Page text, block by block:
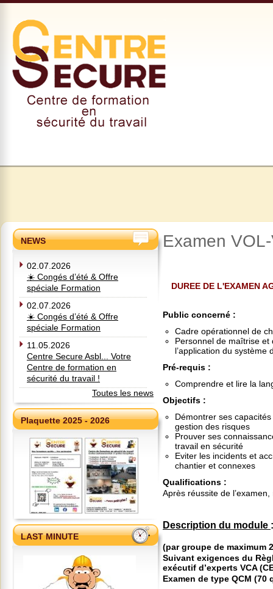
NEWS
02.07.2026
☀️ Congés d’été & Offre
spéciale Formation
02.07.2026
☀️ Congés d’été & Offre
spéciale Formation
11.05.2026
Centre Secure Asbl... Votre
Centre de formation en
sécurité du travail !
Toutes les news
Plaquette 2025 - 2026
LAST MINUTE
Examen
DUREE DE L'EXAMEN
Public concerné :
Cadre opérationnel de
Personnel de maîtrise et
l’application du
Pré-requis :
Comprendre et lire la
Objectifs :
Démontrer ses
gestion des risques
Prouver ses
travail en sécurité
Eviter les incidents et
chantier et connexes
Qualifications :
Après réussite de
Description du module :
(par groupe de maximum
Suivant exigences du
exécutif d’experts VCA
Examen de type QCM